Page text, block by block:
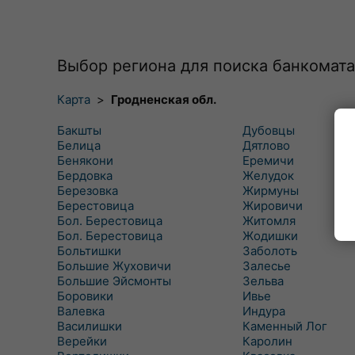
Выбор региона для поиска банкомата
Карта > Гродненская обл.
Бакшты
Белица
Бенякони
Бердовка
Березовка
Берестовица
Бол. Берестовица
Бол. Берестовица
Больтишки
Большие Жуховичи
Большие Эйсмонты
Боровики
Валевка
Василишки
Верейки
Дубовцы
Дятлово
Еремичи
Желудок
Жирмуны
Жировичи
Житомля
Жодишки
Заболоть
Залесье
Зельва
Ивье
Индура
Каменный Лог
Каролин